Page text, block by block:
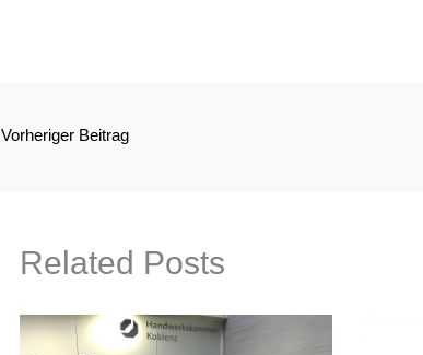
Vorheriger Beitrag
Related Posts